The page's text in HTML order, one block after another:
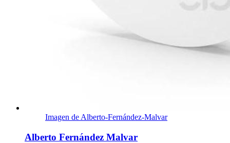
Imagen de Alberto-Fernández-Malvar
Alberto Fernández Malvar